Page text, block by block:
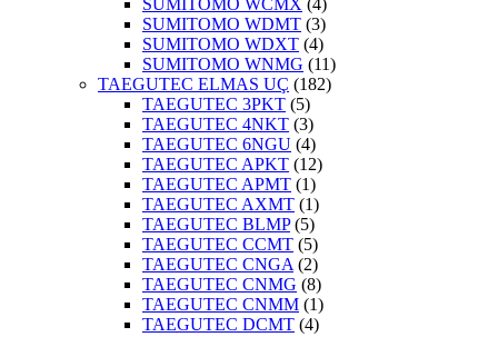
SUMITOMO WCMX (4)
SUMITOMO WDMT (3)
SUMITOMO WDXT (4)
SUMITOMO WNMG (11)
TAEGUTEC ELMAS UÇ (182)
TAEGUTEC 3PKT (5)
TAEGUTEC 4NKT (3)
TAEGUTEC 6NGU (4)
TAEGUTEC APKT (12)
TAEGUTEC APMT (1)
TAEGUTEC AXMT (1)
TAEGUTEC BLMP(5)
TAEGUTEC CCMT (5)
TAEGUTEC CNGA (2)
TAEGUTEC CNMG (8)
TAEGUTEC CNMM (1)
TAEGUTEC DCMT (4)